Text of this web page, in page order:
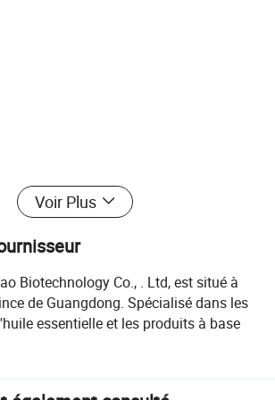
Voir Plus
Biotechnology Co., . Ltd, est situé à
de Guangdong. Spécialisé dans les
essentielle et les produits à base
notre propre art de l'auto-portrait à la
à la production et à